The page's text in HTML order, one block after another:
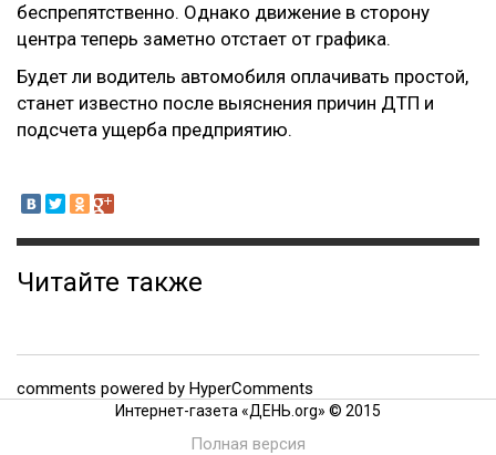
беспрепятственно. Однако движение в сторону
центра теперь заметно отстает от графика.
Будет ли водитель автомобиля оплачивать простой,
станет известно после выяснения причин ДТП и
подсчета ущерба предприятию.
Читайте также
comments powered by HyperComments
Интернет-газета «ДЕНЬ.org» © 2015
Полная версия